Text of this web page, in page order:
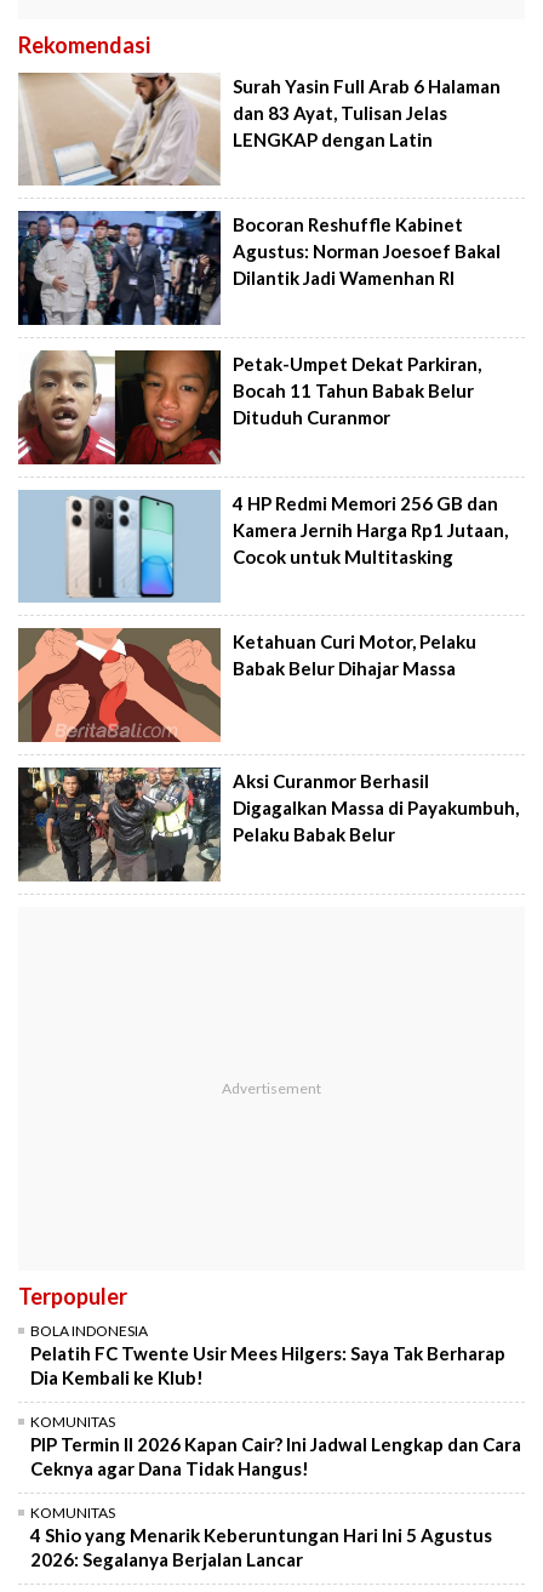
Rekomendasi
Surah Yasin Full Arab 6 Halaman
dan 83 Ayat, Tulisan Jelas
LENGKAP dengan Latin
Bocoran Reshuffle Kabinet
Agustus: Norman Joesoef Bakal
Dilantik Jadi Wamenhan RI
Petak-Umpet Dekat Parkiran,
Bocah 11 Tahun Babak Belur
Dituduh Curanmor
4 HP Redmi Memori 256 GB dan
Kamera Jernih Harga Rp1 Jutaan,
Cocok untuk Multitasking
Ketahuan Curi Motor, Pelaku
Babak Belur Dihajar Massa
Aksi Curanmor Berhasil
Digagalkan Massa di Payakumbuh,
Pelaku Babak Belur
Terpopuler
BOLA INDONESIA
Pelatih FC Twente Usir Mees Hilgers: Saya Tak Berharap
Dia Kembali ke Klub!
KOMUNITAS
PIP Termin II 2026 Kapan Cair? Ini Jadwal Lengkap dan Cara
Ceknya agar Dana Tidak Hangus!
KOMUNITAS
4 Shio yang Menarik Keberuntungan Hari Ini 5 Agustus
2026: Segalanya Berjalan Lancar